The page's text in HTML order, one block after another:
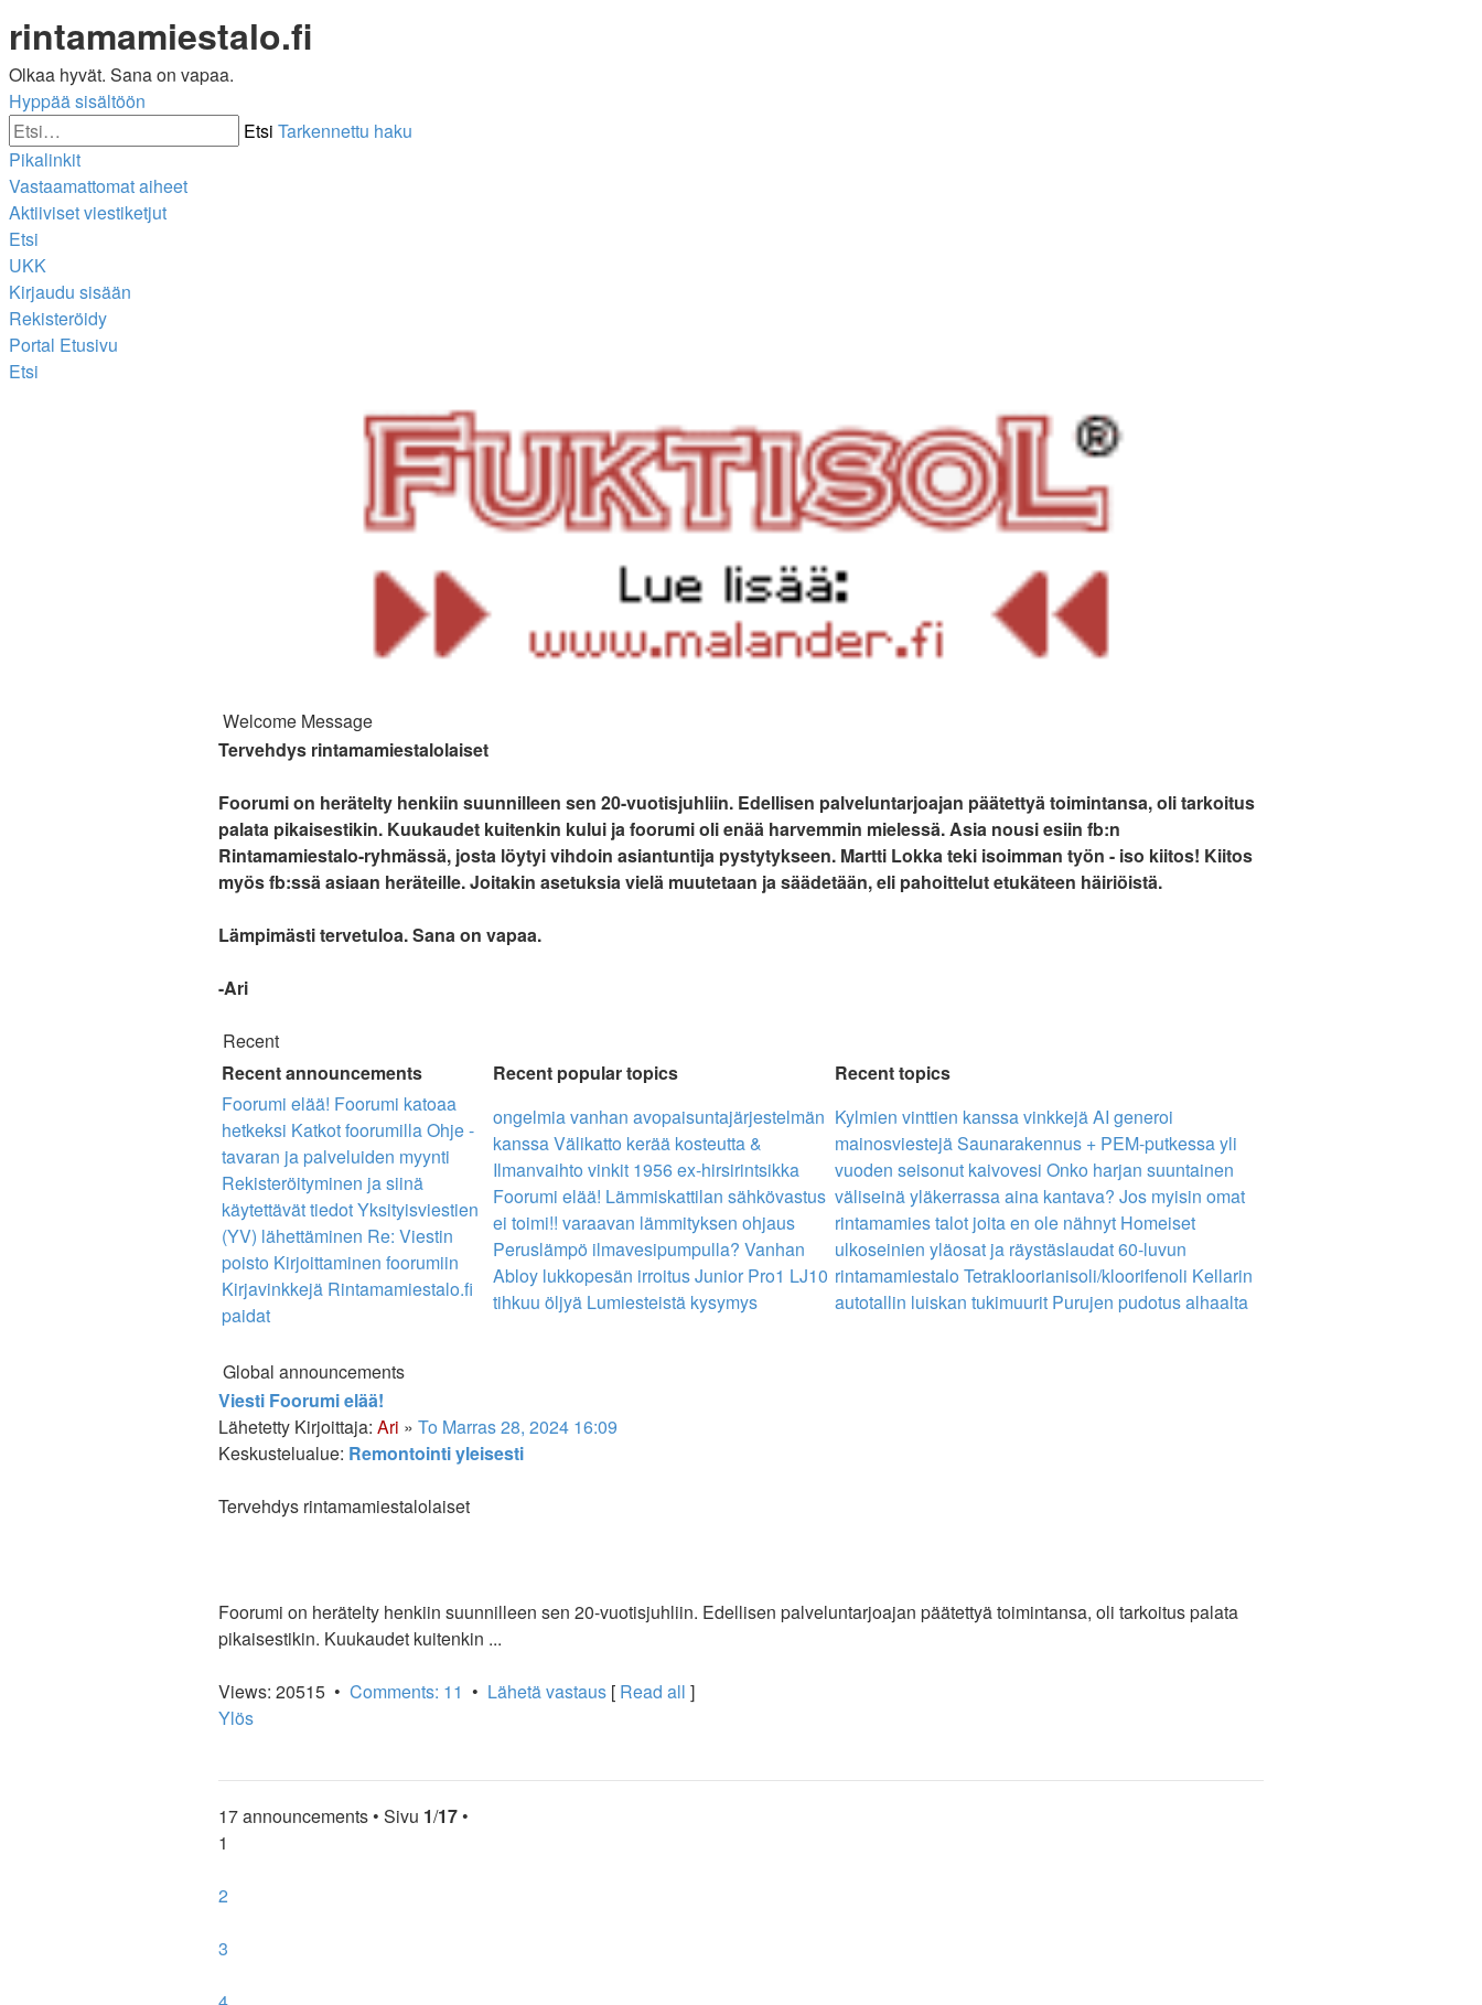
rintamamiestalo.fi
Olkaa hyvät. Sana on vapaa.
Hyppää sisältöön
Etsi Tarkennettu haku
Pikalinkit
Vastaamattomat aiheet
Aktiiviset viestiketjut
Etsi
UKK
Kirjaudu sisään
Rekisteröidy
Portal Etusivu
Etsi
Welcome Message
Tervehdys rintamamiestalolaiset
Foorumi on herätelty henkiin suunnilleen sen 20-vuotisjuhliin. Edellisen palveluntarjoajan päätettyä toimintansa, oli tarkoitus
palata pikaisestikin. Kuukaudet kuitenkin kului ja foorumi oli enää harvemmin mielessä. Asia nousi esiin fb:n
Rintamamiestalo-ryhmässä, josta löytyi vihdoin asiantuntija pystytykseen. Martti Lokka teki isoimman työn - iso kiitos! Kiitos
myös fb:ssä asiaan heräteille. Joitakin asetuksia vielä muutetaan ja säädetään, eli pahoittelut etukäteen häiriöistä.
Lämpimästi tervetuloa. Sana on vapaa.
-Ari
Recent
Recent announcements
Recent popular topics
Recent topics
Foorumi elää! Foorumi katoaa
hetkeksi Katkot foorumillaOhje -
tavaran ja palveluiden myynti
Rekisteröityminen ja siinä
käytettävät tiedotYksityisviestien
(YV) lähettäminen Re: Viestin
poisto Kirjoittaminen foorumiin
Kirjavinkkejä Rintamamiestalo.fi
paidat
ongelmia vanhan avopaisuntajärjestelmän
kanssaVälikatto kerää kosteutta &
Ilmanvaihto vinkit 1956 ex-hirsirintsikka
Foorumi elää! Lämmiskattilan sähkövastus
ei toimi!! varaavan lämmityksen ohjaus
Peruslämpö ilmavesipumpulla? Vanhan
Abloy lukkopesän irroitusJunior Pro1 LJ10
tihkuu öljyä Lumiesteistä kysymys
Kylmien vinttien kanssa vinkkejäAI generoi
mainosviestejäSaunarakennus + PEM-putkessa yli
vuoden seisonut kaivovesi Onko harjan suuntainen
väliseinä yläkerrassa aina kantava? Jos myisin omat
rintamamies talot joita en ole nähnyt Homeiset
ulkoseinien yläosat ja räystäslaudat60-luvun
rintamamiestalo Tetrakloorianisoli/kloorifenoli Kellarin
autotallin luiskan tukimuurit Purujen pudotus alhaalta
Global announcements
Viesti Foorumi elää!
Lähetetty Kirjoittaja: Ari » To Marras 28, 2024 16:09
Keskustelualue: Remontointi yleisesti
Tervehdys rintamamiestalolaiset
Foorumi on herätelty henkiin suunnilleen sen 20-vuotisjuhliin. Edellisen palveluntarjoajan päätettyä toimintansa, oli tarkoitus palata
pikaisestikin. Kuukaudet kuitenkin ...
Views: 20515 • Comments: 11 • Lähetä vastaus [ Read all ]
Ylös
17 announcements • Sivu 1/17 •
1
2
3